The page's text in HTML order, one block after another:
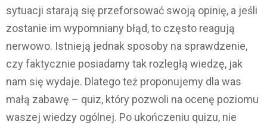
sytuacji starają się przeforsować swoją opinię, a jeśli
zostanie im wypomniany błąd, to często reagują
nerwowo. Istnieją jednak sposoby na sprawdzenie,
czy faktycznie posiadamy tak rozległą wiedzę, jak
nam się wydaje. Dlatego też proponujemy dla was
małą zabawę – quiz, który pozwoli na ocenę poziomu
waszej wiedzy ogólnej. Po ukończeniu quizu, nie